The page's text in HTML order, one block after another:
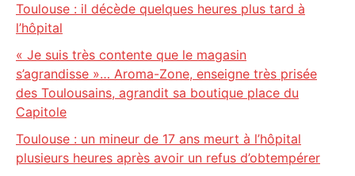
Toulouse : il décède quelques heures plus tard à
l’hôpital
« Je suis très contente que le magasin
s’agrandisse »… Aroma-Zone, enseigne très prisée
des Toulousains, agrandit sa boutique place du
Capitole
Toulouse : un mineur de 17 ans meurt à l’hôpital
plusieurs heures après avoir un refus d’obtempérer